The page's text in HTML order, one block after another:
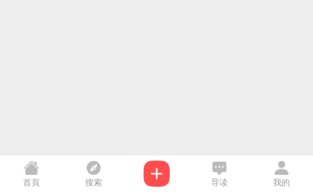
首頁 搜索 导读 我的